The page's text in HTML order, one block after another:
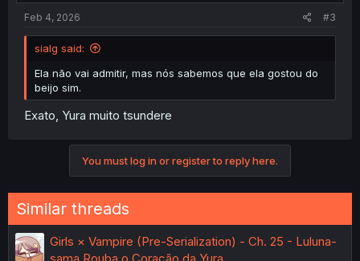
Feb 4, 2026 #3
sialg said:
Ela não vai admitir, mas nós sabemos que ela gostou do
beijo sim.
Exato, Yura muito tsundere
You must log in or register to reply here.
Similar threads
Girls × Vampire (Pre-Serialization) - Ch. 25 - Luluna-
sama Rouba o Coração da Yura